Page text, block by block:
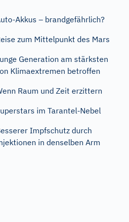
Akkus – brandgefährlich?
zum Mittelpunkt des Mars
Generation am stärksten
Klimaextremen betroffen
Raum und Zeit erzittern
im Tarantel-Nebel
Impfschutz durch
in denselben Arm